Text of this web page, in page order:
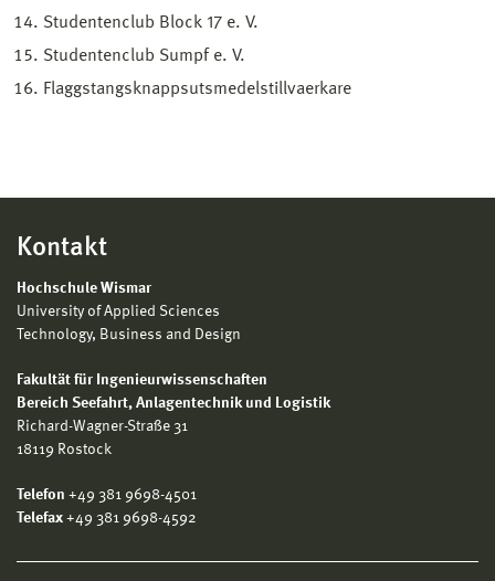
Studentenclub Block 17 e. V.
Studentenclub Sumpf e. V.
Flaggstangsknappsutsmedelstillvaerkare
Kontakt
Hochschule Wismar
University of Applied Sciences
Technology, Business and Design
Fakultät für Ingenieurwissenschaften
Bereich Seefahrt, Anlagentechnik und Logistik
Richard-Wagner-Straße 31
18119 Rostock
Telefon +49 381 9698-4501
Telefax +49 381 9698-4592